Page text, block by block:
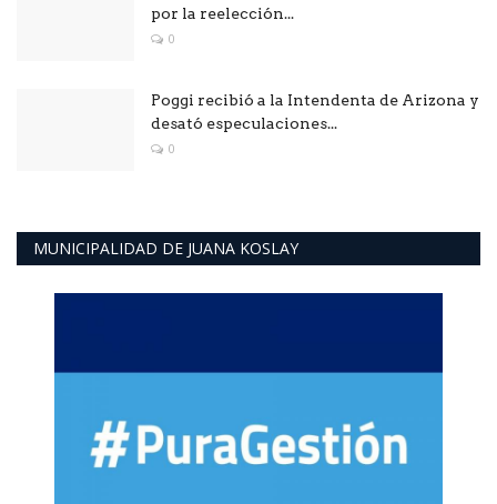
por la reelección...
0
Poggi recibió a la Intendenta de Arizona y
desató especulaciones...
0
MUNICIPALIDAD DE JUANA KOSLAY